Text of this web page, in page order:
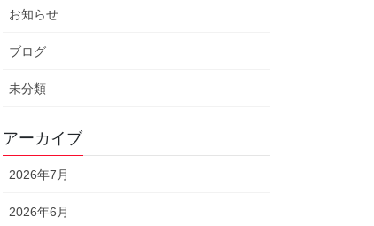
お知らせ
ブログ
未分類
アーカイブ
2026年7月
2026年6月